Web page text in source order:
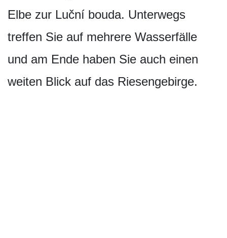
Elbe zur Luční bouda. Unterwegs
treffen Sie auf mehrere Wasserfälle
und am Ende haben Sie auch einen
weiten Blick auf das Riesengebirge.